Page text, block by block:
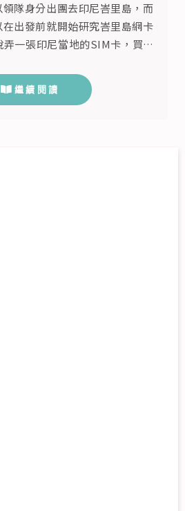
隊身分出團去印尼峇里島，而
出發前就開始研究峇里島網卡
一張印尼當地的SIM卡，買個
2019年起在當地申辦印尼網卡
由於出團是有任務在身，不能自
繼續閱讀